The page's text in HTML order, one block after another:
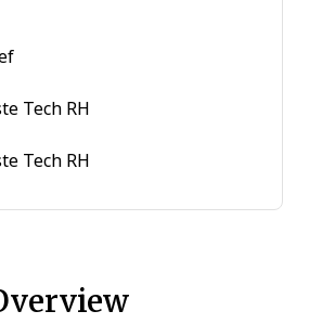
Tech RH
Tech RH